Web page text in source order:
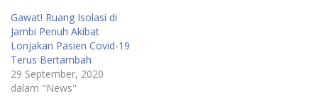
Gawat! Ruang Isolasi di
Jambi Penuh Akibat
Lonjakan Pasien Covid-19
Terus Bertambah
29 September, 2020
dalam "News"